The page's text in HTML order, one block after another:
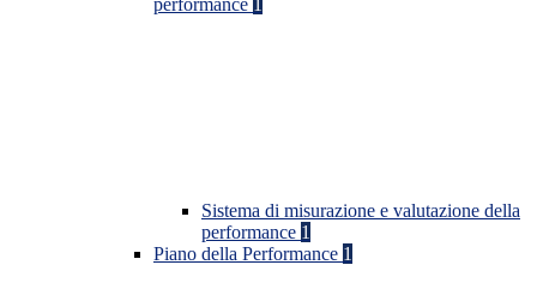
performance 1
Sistema di misurazione e valutazione della
performance 1
Piano della Performance 1